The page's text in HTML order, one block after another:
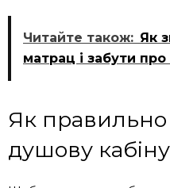
Читайте також: Як
матрац і забути
Як
душову кабіну